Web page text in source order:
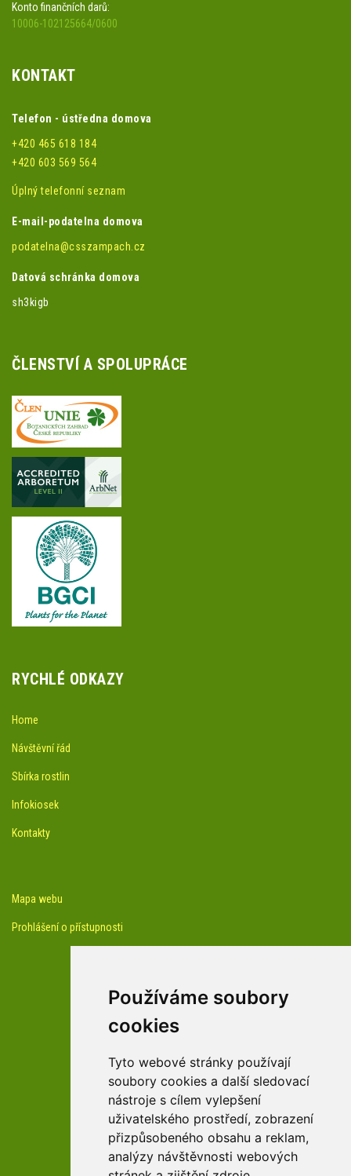
Používáme soubory
cookies
Tyto webové stránky používají
soubory cookies a další sledovací
nástroje s cílem vylepšení
uživatelského prostředí, zobrazení
přizpůsobeného obsahu a reklam,
analýzy návštěvnosti webových
Konto finančních darů:
10006-102125664/0600
KONTAKT
Telefon - ústředna domova
+420 465 618 184
+420 603 569 564
Úplný telefonní seznam
E-mail-podatelna domova
podatelna@csszampach.cz
Datová schránka domova
sh3kigb
ČLENSTVÍ A SPOLUPRÁCE
RYCHLÉ ODKAZY
Home
Návštěvní řád
Sbírka rostlin
Infokiosek
Kontakty
Mapa webu
Prohlášení o přístupnosti
Youtube kanál arboreta